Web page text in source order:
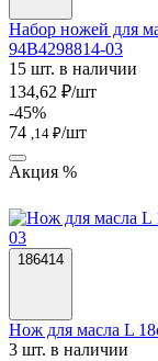
Набор ножей для
94B4298814-03
15 шт. в наличии
134,62 ₽/шт
-45%
74 ,14 ₽/шт
Акция %
186414
Нож для масла L
3 шт. в наличии